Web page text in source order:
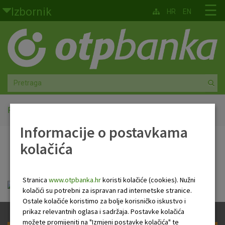
Skoči na glavni sadržaj
Izbornik
Građani
Privatno bankarstvo
Agro
Mala poduzeća i obrtnici
Srednja i velika poduzeća
Faktoring
O nama
☰
HR EN
Početna
ENG Newsletter
eng_newsletter_06_03_2019.pdf
Informacije o postavkama
kolačića
Stranica www.otpbanka.hrkoristi kolačiće (cookies). Nužni
kolačići su potrebni za ispravan rad internetske stranice.
Ostale kolačiće koristimo za bolje korisničko iskustvo i
prikaz relevantnih oglasa i sadržaja. Postavke kolačića
možete promijeniti na "Izmjeni postavke kolačića" te